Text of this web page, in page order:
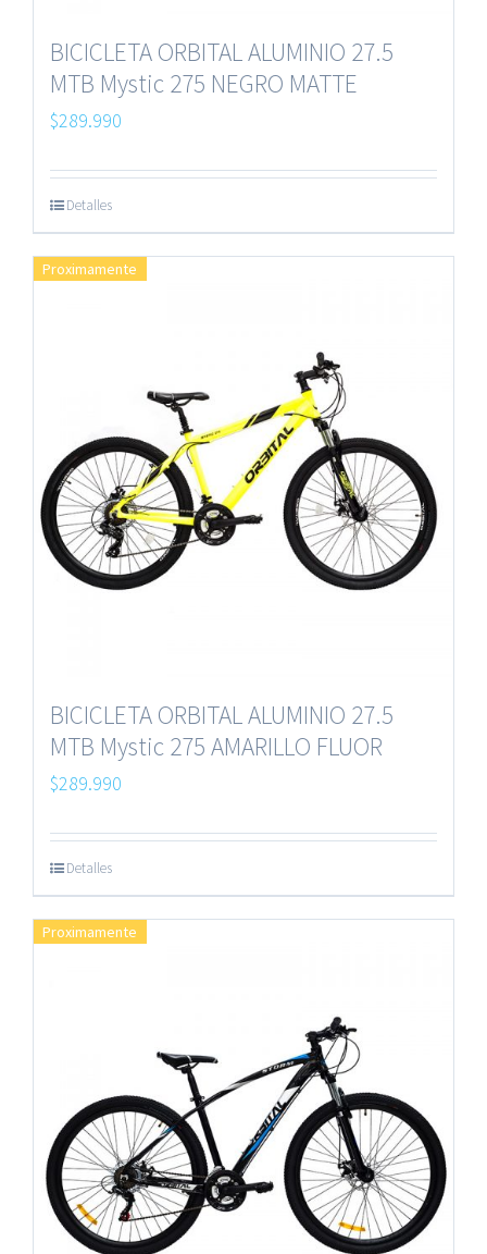
BICICLETA ORBITAL ALUMINIO 27.5
MTB Mystic 275 NEGRO MATTE
$289.990
Detalles
Proximamente
BICICLETA ORBITAL ALUMINIO 27.5
MTB Mystic 275 AMARILLO FLUOR
$289.990
Detalles
Proximamente